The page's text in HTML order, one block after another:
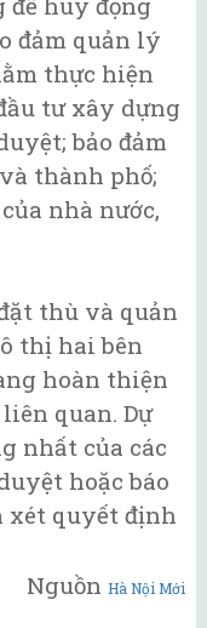
đảm quản lý
thực hiện
tư xây dựng
bảo đảm
thành phố;
nhà nước,
thù và quản
thị hai bên
hoàn thiện
quan. Dự
nhất của các
hoặc báo
xét quyết định
Nguồn Hà Nội Mới